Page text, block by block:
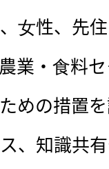
⼥性、先
業・⾷料
めの措置
、知識共